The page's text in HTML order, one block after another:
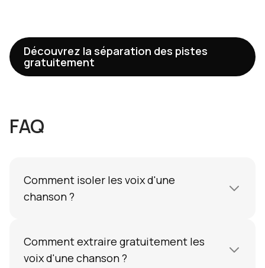
Découvrez la séparation des pistes
gratuitement
FAQ
Comment isoler les voix d'une
chanson ?
l'AI Splitter d'Amped Studio. Téléchargez votre
fichier audio, sélectionnez une séparation en
Comment extraire gratuitement les
voix d'une chanson ?